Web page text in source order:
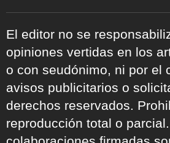
El editor no se
opiniones vertidas en los
o con seudónimo, ni por el
avisos publicitarios o
derechos reservados.
reproducción total o